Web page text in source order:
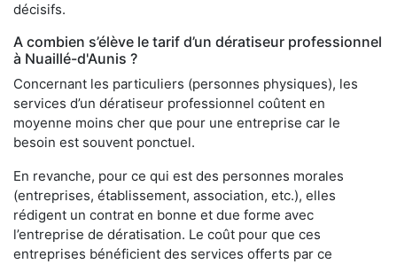
décisifs.
A combien s’élève le tarif d’un dératiseur professionnel
à Nuaillé-d'Aunis ?
Concernant les particuliers (personnes physiques), les
services d’un dératiseur professionnel coûtent en
moyenne moins cher que pour une entreprise car le
besoin est souvent ponctuel.
En revanche, pour ce qui est des personnes morales
(entreprises, établissement, association, etc.), elles
rédigent un contrat en bonne et due forme avec
l’entreprise de dératisation. Le coût pour que ces
entreprises bénéficient des services offerts par ce